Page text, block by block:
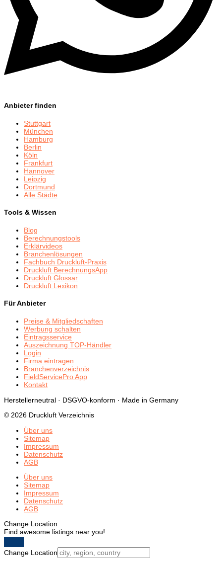
Anbieter finden
Stuttgart
München
Hamburg
Berlin
Köln
Frankfurt
Hannover
Leipzig
Dortmund
Alle Städte
Tools & Wissen
Blog
Berechnungstools
Erklärvideos
Branchenlösungen
Fachbuch Druckluft-Praxis
Druckluft BerechnungsApp
Druckluft Glossar
Druckluft Lexikon
Für Anbieter
Preise & Mitgliedschaften
Werbung schalten
Eintragsservice
Auszeichnung TOP-Händler
Login
Firma eintragen
Branchenverzeichnis
FieldServicePro App
Kontakt
Herstellerneutral · DSGVO-konform · Made in Germany
© 2026 Druckluft Verzeichnis
Über uns
Sitemap
Impressum
Datenschutz
AGB
Über uns
Sitemap
Impressum
Datenschutz
AGB
Change Location
Find awesome listings near you!
Change Location